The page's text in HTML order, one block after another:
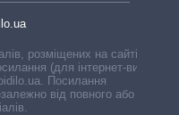
розміщених на сайті,
(для інтернет-видань
Посилання
від повного або